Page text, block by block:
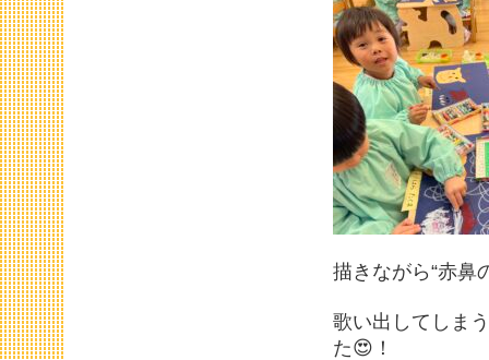
描きながら“赤鼻
歌い出してしま
た😍！